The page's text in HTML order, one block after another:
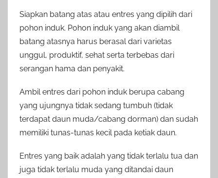
Siapkan batang atas atau entres yang dipilih dari
pohon induk. Pohon induk yang akan diambil
batang atasnya harus berasal dari varietas
unggul, produktif, sehat serta terbebas dari
serangan hama dan penyakit.
Ambil entres dari pohon induk berupa cabang
yang ujungnya tidak sedang tumbuh (tidak
terdapat daun muda/cabang dorman) dan sudah
memiliki tunas-tunas kecil pada ketiak daun.
Entres yang baik adalah yang tidak terlalu tua dan
juga tidak terlalu muda yang ditandai daun